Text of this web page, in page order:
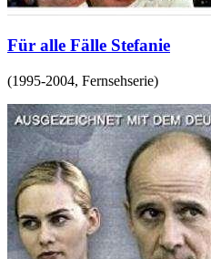
Für alle Fälle Stefanie
(1995-2004, Fernsehserie)